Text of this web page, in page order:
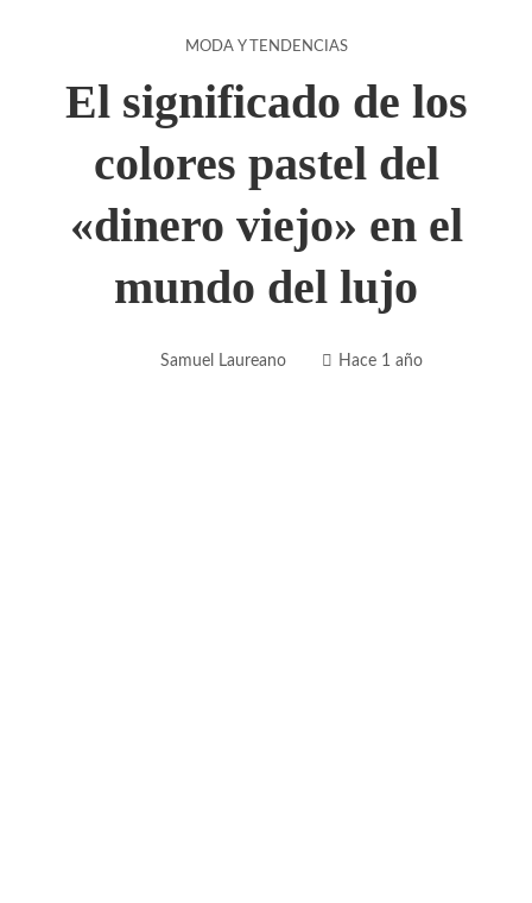
MODA Y TENDENCIAS
El significado de los
colores pastel del
«dinero viejo» en el
mundo del lujo
Samuel Laureano Hace 1 año